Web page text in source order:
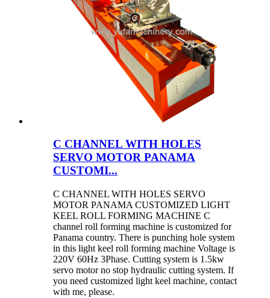
C CHANNEL WITH HOLES
SERVO MOTOR PANAMA
CUSTOMI...
C CHANNEL WITH HOLES SERVO
MOTOR PANAMA CUSTOMIZED LIGHT
KEEL ROLL FORMING MACHINE C
channel roll forming machine is customized for
Panama country. There is punching hole system
in this light keel roll forming machine Voltage is
220V 60Hz 3Phase. Cutting system is 1.5kw
servo motor no stop hydraulic cutting system. If
you need customized light keel machine, contact
with me, please.